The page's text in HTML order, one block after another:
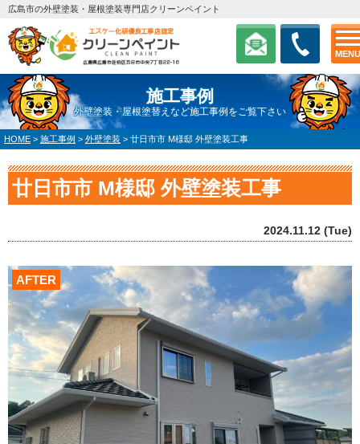
MENU
広島市の外壁塗装・屋根塗装専門店クリーンペイント
施工事例
外壁塗装・屋根塗替えなど施工事例をご覧下さい
HOME > 施工事例 > 外壁塗装 > 廿日市市 M様邸 外壁塗装工事
廿日市市 M様邸 外壁塗装工事
2024.11.12 (Tue)
AFTER